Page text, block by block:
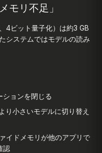
モリ不足」
4ビット量子化）は約3 GB
システムではモデルの読み
ョンを閉じる
り小さいモデルに切り替え
イドメモリが他のアプリで
認